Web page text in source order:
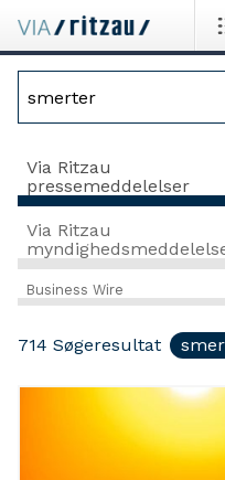
Via Ritzau
pressemeddelelser
Via Ritzau
Business Wire
714 Søgeresultat